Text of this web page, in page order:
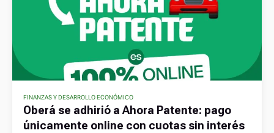
FINANZAS Y DESARROLLO ECONÓMICO
Oberá se adhirió a Ahora Patente: pago
únicamente online con cuotas sin interés